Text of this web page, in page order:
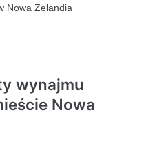
Nowa Zelandia
wynajmu
Nowa